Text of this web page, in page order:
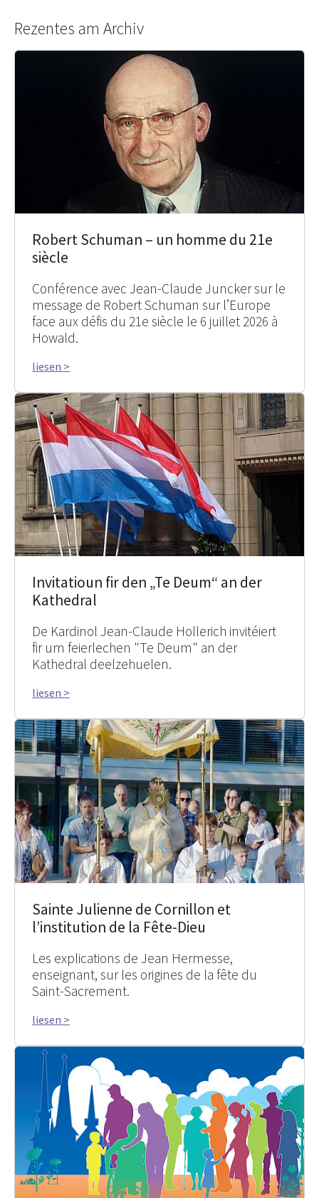
Rezentes am Archiv
Robert Schuman – un homme du 21e
siècle
Conférence avec Jean-Claude Juncker sur le
message de Robert Schuman sur l’Europe
face aux défis du 21e siècle le 6 juillet 2026 à
Howald.
liesen >
Invitatioun fir den „Te Deum“ an der
Kathedral
De Kardinol Jean-Claude Hollerich invitéiert
fir um feierlechen "Te Deum" an der
Kathedral deelzehuelen.
liesen >
Sainte Julienne de Cornillon et
l’institution de la Fête-Dieu
Les explications de Jean Hermesse,
enseignant, sur les origines de la fête du
Saint-Sacrement.
liesen >